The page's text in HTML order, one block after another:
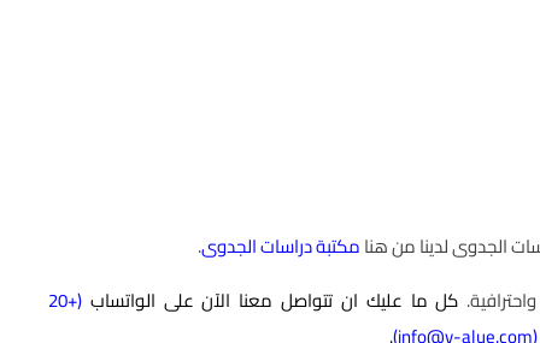
الجدوى لدينا من هنامكتبة دراسات الجدوى.
كل ما عليك ان تتواصل معنا الآن على الواتساب (
+20